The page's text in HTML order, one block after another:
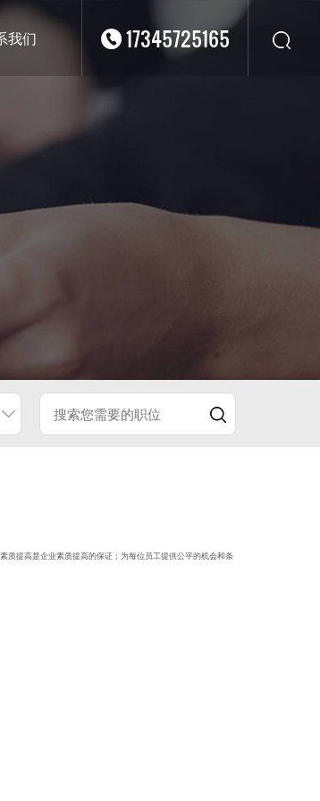
我们 17345725165
质提高是企业素质提高的保证；为每位员工提供公平的机会和条